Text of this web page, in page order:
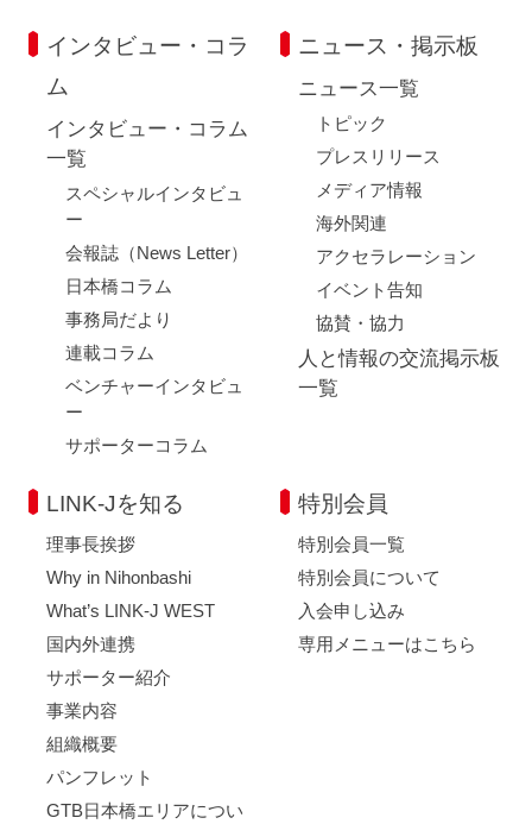
インタビュー・コラ
ム
インタビュー・コラム
一覧
スペシャルインタビュ
ー
会報誌（News Letter）
日本橋コラム
事務局だより
連載コラム
ベンチャーインタビュ
ー
サポーターコラム
ニュース・掲示板
ニュース一覧
トピック
プレスリリース
メディア情報
海外関連
アクセラレーション
イベント告知
協賛・協力
人と情報の交流掲示板
一覧
LINK-Jを知る
理事長挨拶
Why in Nihonbashi
What’s LINK-J WEST
国内外連携
サポーター紹介
事業内容
組織概要
パンフレット
GTB日本橋エリアについ
特別会員
特別会員一覧
特別会員について
入会申し込み
専用メニューはこちら